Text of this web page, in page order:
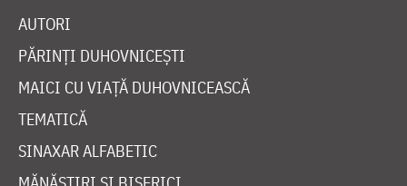
AUTORI
PĂRINȚI DUHOVNICEȘTI
MAICI CU VIAȚĂ DUHOVNICEASCĂ
TEMATICĂ
SINAXAR ALFABETIC